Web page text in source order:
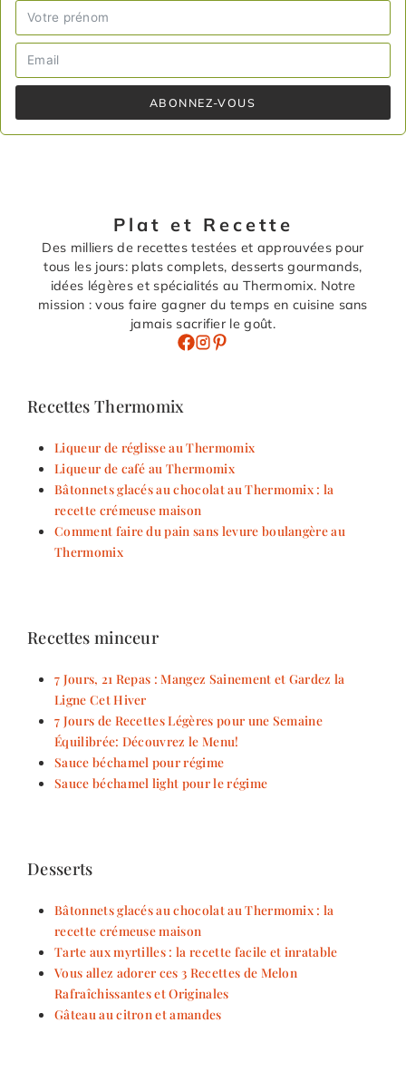
ABONNEZ-VOUS
Plat et Recette
Des milliers de recettes testées et approuvées pour
tous les jours: plats complets, desserts gourmands,
idées légères et spécialités au Thermomix. Notre
mission : vous faire gagner du temps en cuisine sans
jamais sacrifier le goût.
Recettes Thermomix
Liqueur de réglisse au Thermomix
Liqueur de café au Thermomix
Bâtonnets glacés au chocolat au Thermomix : la
recette crémeuse maison
Comment faire du pain sans levure boulangère au
Thermomix
Recettes minceur
7 Jours, 21 Repas : Mangez Sainement et Gardez la
Ligne Cet Hiver
7 Jours de Recettes Légères pour une Semaine
Équilibrée: Découvrez le Menu!
Sauce béchamel pour régime
Sauce béchamel light pour le régime
Desserts
Bâtonnets glacés au chocolat au Thermomix : la
recette crémeuse maison
Tarte aux myrtilles : la recette facile et inratable
Vous allez adorer ces 3 Recettes de Melon
Rafraîchissantes et Originales
Gâteau au citron et amandes